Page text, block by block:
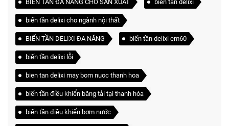
BIẾN TẦN ĐA NĂNG CHO SẢN XUẤT biến tần delixi
biến tần delixi cho ngành nội thất
BIẾN TẦN DELIXI ĐA NĂNG biến tần delixi em60
biến tần delixi lỗi
bien tan delixi may bom nuoc thanh hoa
biến tần điều khiển băng tải tại thanh hóa
biến tần điều khiển bơm nước